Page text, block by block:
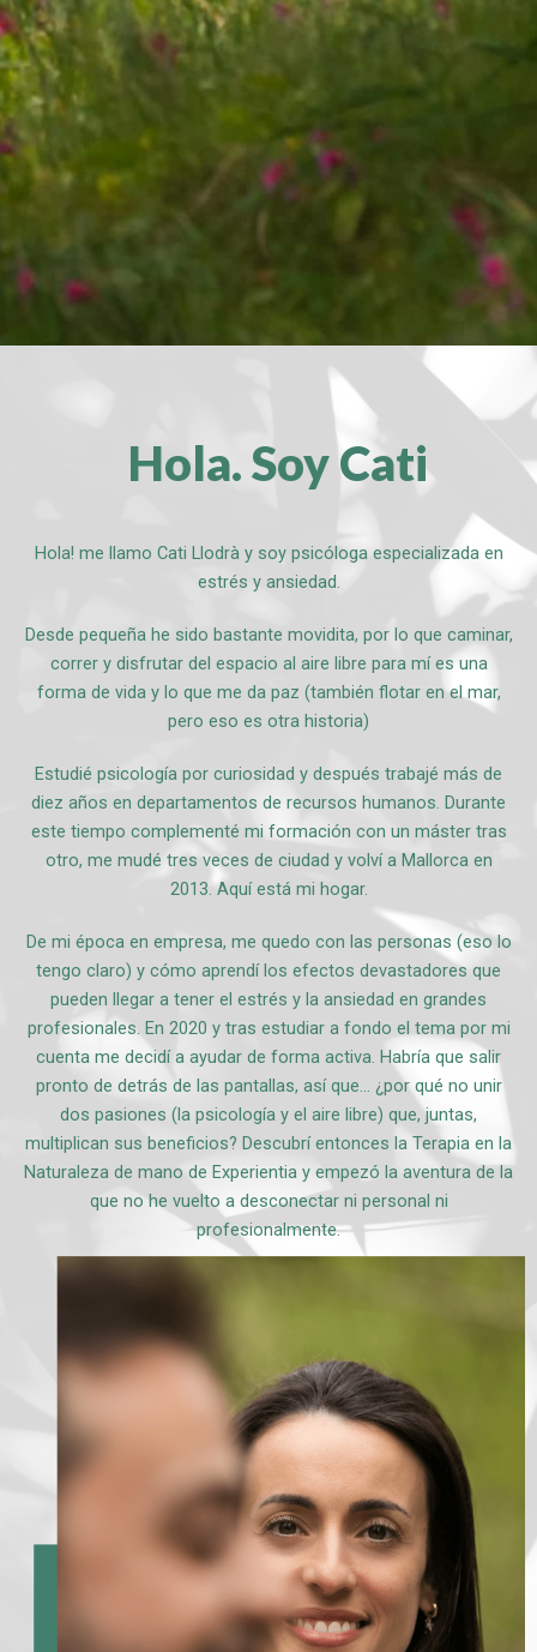
Hola. Soy Cati
Hola! me llamo Cati Llodrà y soy psicóloga especializada en
estrés y ansiedad.
Desde pequeña he sido bastante movidita, por lo que caminar,
correr y disfrutar del espacio al aire libre para mí es una
forma de vida y lo que me da paz (también flotar en el mar,
pero eso es otra historia)
Estudié psicología por curiosidad y después trabajé más de
diez años en departamentos de recursos humanos. Durante
este tiempo complementé mi formación con un máster tras
otro, me mudé tres veces de ciudad y volví a Mallorca en
2013. Aquí está mi hogar.
De mi época en empresa, me quedo con las personas (eso lo
tengo claro) y cómo aprendí los efectos devastadores que
pueden llegar a tener el estrés y la ansiedad en grandes
profesionales. En 2020 y tras estudiar a fondo el tema por mi
cuenta me decidí a ayudar de forma activa. Habría que salir
pronto de detrás de las pantallas, así que… ¿por qué no unir
dos pasiones (la psicología y el aire libre) que, juntas,
multiplican sus beneficios? Descubrí entonces la Terapia en la
Naturaleza de mano de Experientia y empezó la aventura de la
que no he vuelto a desconectar ni personal ni
profesionalmente.